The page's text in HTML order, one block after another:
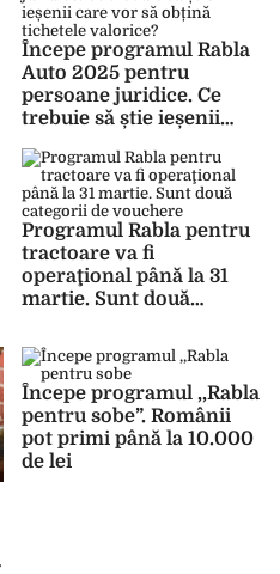
Începe programul Rabla
Auto 2025 pentru
persoane juridice. Ce
trebuie să știe ieșenii
tichetele valorice?
Programul Rabla pentru
tractoare va fi
operaţional până la 31
martie. Sunt două
Începe programul ,,Rabla
pentru sobe”. Românii
pot primi până la 10.000
de lei